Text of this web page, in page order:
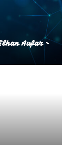
Aufar ~